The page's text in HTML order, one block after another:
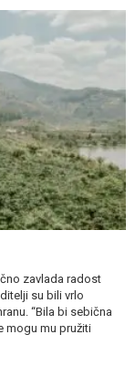
zavlada radost
su bili vrlo
“Bila bi sebična
mogu mu pružiti